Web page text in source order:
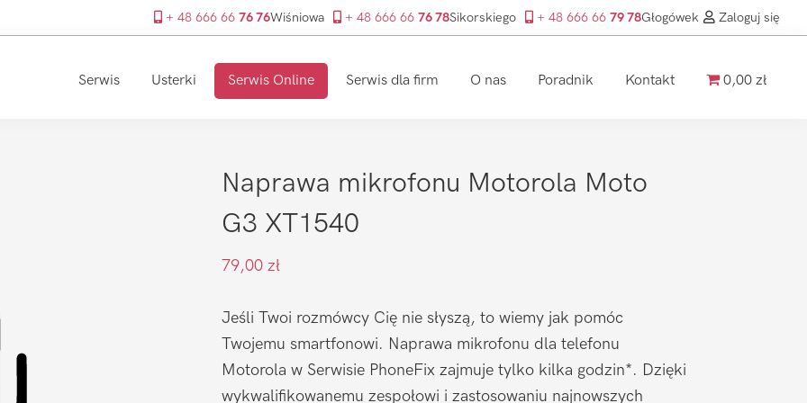
+ 48 666 66 76 76Wiśniowa + 48 666 66 76 78Sikorskiego + 48 666 66 79 78Głogówek Zaloguj się
Serwis Usterki Serwis Online Serwis dla firm O nas Poradnik Kontakt 0,00 zł
Naprawa mikrofonu Motorola Moto
G3 XT1540
79,00 zł
Jeśli Twoi rozmówcy Cię nie słyszą, to wiemy jak pomóc
Twojemu smartfonowi. Naprawa mikrofonu dla telefonu
Motorola w Serwisie PhoneFix zajmuje tylko kilka godzin*. Dzięki
wykwalifikowanemu zespołowi i zastosowaniu najnowszych